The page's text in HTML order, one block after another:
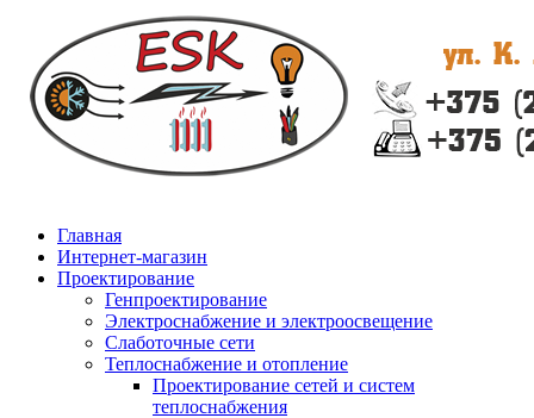
Главная
Интернет-магазин
Проектирование
Генпроектирование
Электроснабжение и электроосвещение
Слаботочные сети
Теплоснабжение и отопление
Проектирование сетей и систем
теплоснабжения